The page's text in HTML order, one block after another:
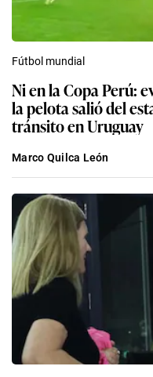
Fútbol mundial
Ni en la Copa Perú:
la pelota salió del
tránsito en Uruguay
Marco Quilca León